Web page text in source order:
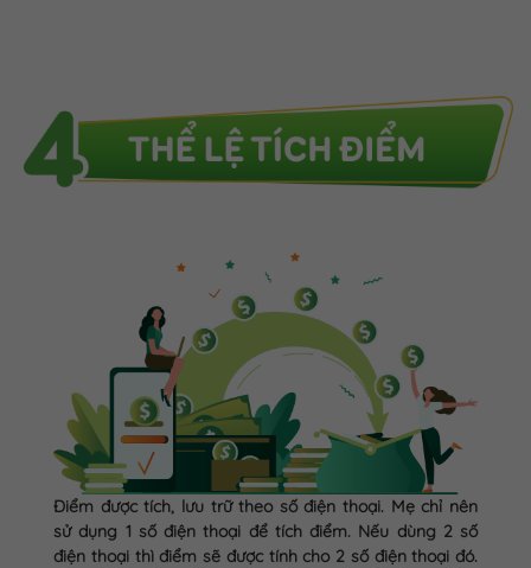
Điểm được tích, lưu trữ theo số điện thoại. Mẹ chỉ nên
sử dụng 1 số điện thoại để tích điểm. Nếu dùng 2 số
điện thoại thì điểm sẽ được tính cho 2 số điện thoại đó.